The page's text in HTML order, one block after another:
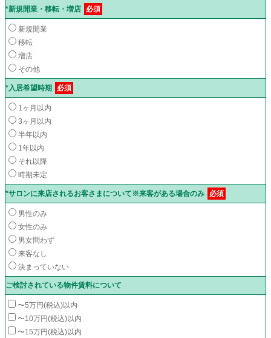
*新規開業・移転・増店 必須
新規開業
移転
増店
その他
*入居希望時期 必須
1ヶ月以内
3ヶ月以内
半年以内
1年以内
それ以降
時期未定
*サロンに来店されるお客さまについて※来客がある場合のみ 必須
男性のみ
女性のみ
男女問わず
来客なし
決まっていない
ご検討されている物件賃料について
〜5万円(税込)以内
〜10万円(税込)以内
〜15万円(税込)以内